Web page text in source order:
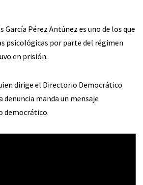
Pérez Antúnez es uno de los que
psicológicas por parte del régimen
en prisión.
dirige el Directorio Democrático
denuncia manda un mensaje
democrático.